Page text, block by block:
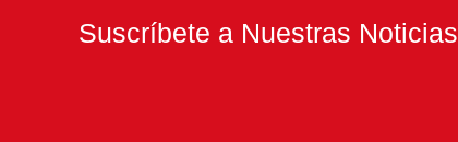
Suscríbete a Nuestras Noticias